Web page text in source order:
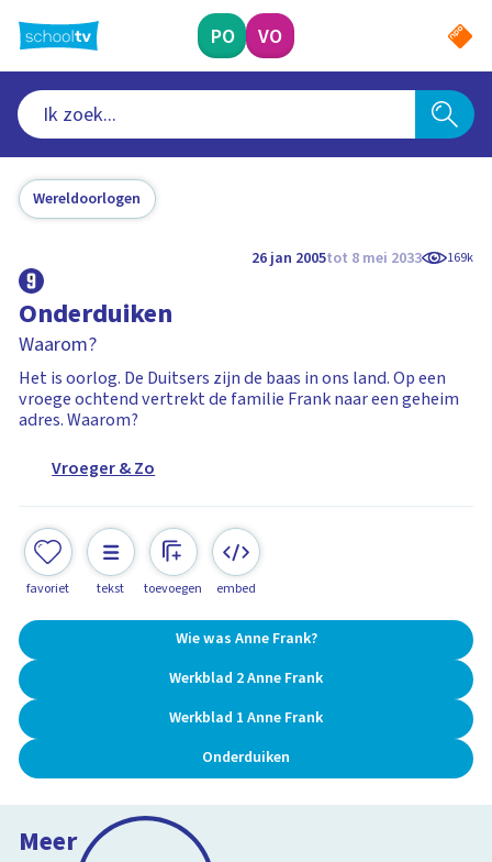
naar
hoofdinhoud
PO VO
Wereldoorlogen
26 jan 2005tot 8 mei 2033 169k
Onderduiken
Waarom?
Het is oorlog. De Duitsers zijn de baas in ons land. Op een
vroege ochtend vertrekt de familie Frank naar een geheim
adres. Waarom?
Vroeger & Zo
favoriet tekst toevoegen embed
Wie was Anne Frank?
Werkblad 2 Anne Frank
Werkblad 1 Anne Frank
Onderduiken
Meer